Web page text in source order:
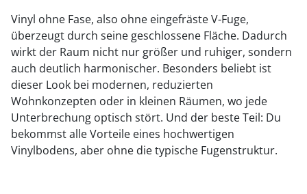
Vinyl ohne Fase, also ohne eingefräste V-Fuge,
überzeugt durch seine geschlossene Fläche. Dadurch
wirkt der Raum nicht nur größer und ruhiger, sondern
auch deutlich harmonischer. Besonders beliebt ist
dieser Look bei modernen, reduzierten
Wohnkonzepten oder in kleinen Räumen, wo jede
Unterbrechung optisch stört. Und der beste Teil: Du
bekommst alle Vorteile eines hochwertigen
Vinylbodens, aber ohne die typische Fugenstruktur.